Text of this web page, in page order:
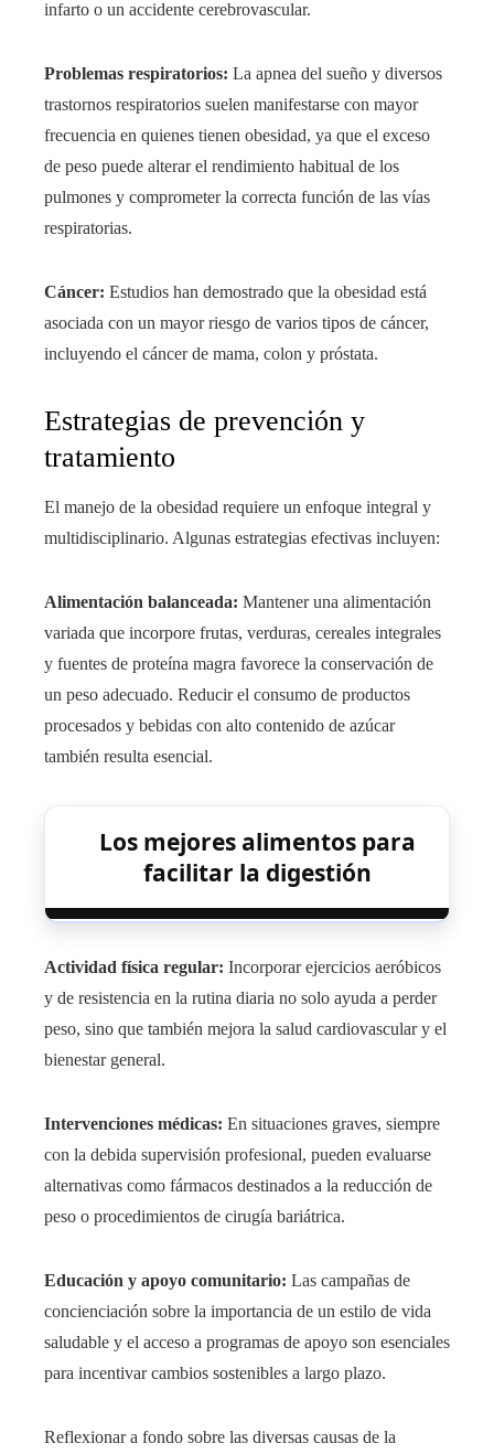
infarto o un accidente cerebrovascular.
Problemas respiratorios: La apnea del sueño y diversos
trastornos respiratorios suelen manifestarse con mayor
frecuencia en quienes tienen obesidad, ya que el exceso
de peso puede alterar el rendimiento habitual de los
pulmones y comprometer la correcta función de las vías
respiratorias.
Cáncer: Estudios han demostrado que la obesidad está
asociada con un mayor riesgo de varios tipos de cáncer,
incluyendo el cáncer de mama, colon y próstata.
Estrategias de prevención y
tratamiento
El manejo de la obesidad requiere un enfoque integral y
multidisciplinario. Algunas estrategias efectivas incluyen:
Alimentación balanceada: Mantener una alimentación
variada que incorpore frutas, verduras, cereales integrales
y fuentes de proteína magra favorece la conservación de
un peso adecuado. Reducir el consumo de productos
procesados y bebidas con alto contenido de azúcar
también resulta esencial.
Los mejores alimentos para
facilitar la digestión
Actividad física regular: Incorporar ejercicios aeróbicos
y de resistencia en la rutina diaria no solo ayuda a perder
peso, sino que también mejora la salud cardiovascular y el
bienestar general.
Intervenciones médicas: En situaciones graves, siempre
con la debida supervisión profesional, pueden evaluarse
alternativas como fármacos destinados a la reducción de
peso o procedimientos de cirugía bariátrica.
Educación y apoyo comunitario: Las campañas de
concienciación sobre la importancia de un estilo de vida
saludable y el acceso a programas de apoyo son esenciales
para incentivar cambios sostenibles a largo plazo.
Reflexionar a fondo sobre las diversas causas de la